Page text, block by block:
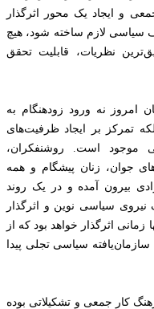
و ایجاد یک محور اثرگذار
لازم ساخته شود، هیچ
نظریات، قابلیت تحقق
امروز نه ورود زودهنگام به
تمرکز بر ایجاد ظرفیت‌های
موجود است. روشنفکران،
جوان، زنان پیشگام و همه
بیرون آمده و در یک روند
سیاسی نوین و اثرگذار
اثرگذار خواهد بود که از
سیاسی تجلی پیدا
کار جمعی و تشکیلاتی بوده